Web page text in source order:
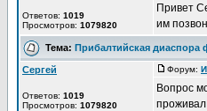
Ответов: 1019
Просмотров: 1079820
Привет
им
Тема: Прибалтийская диаспора
Сергей
Ответов: 1019
Просмотров: 1079820
Форум:
Вопрос
проживал